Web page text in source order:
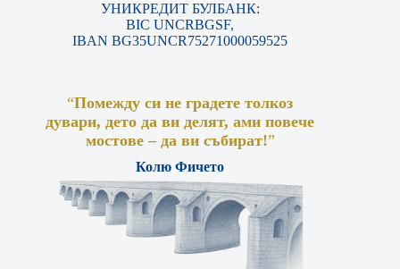
УНИКРЕДИТ БУЛБАНК:
BIC UNCRBGSF,
IBAN BG35UNCR75271000059525
“Помежду си не градете толкоз
дувари, дето да ви делят, ами повече
мостове – да ви събират!”
Колю Фичето